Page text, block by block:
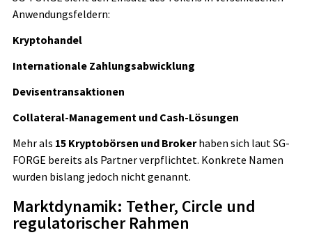
Anwendungsfeldern:
Kryptohandel
Internationale Zahlungsabwicklung
Devisentransaktionen
Collateral-Management und Cash-Lösungen
Mehr als 15 Kryptobörsen und Brokerhaben sich laut SG-
FORGE bereits als Partner verpflichtet. Konkrete Namen
wurden bislang jedoch nicht genannt.
Marktdynamik: Tether, Circle und
regulatorischer Rahmen